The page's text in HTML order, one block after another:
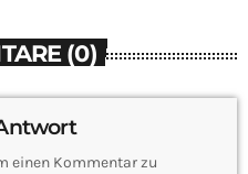
(0)
einen Kommentar zu